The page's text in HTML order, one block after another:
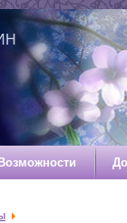
Возможности